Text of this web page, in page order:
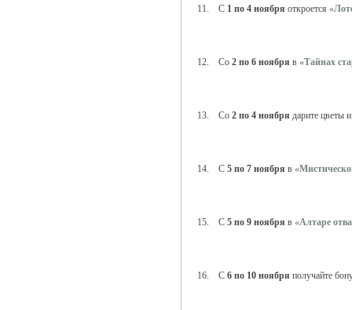
11. С 1 по 4 ноября откроется
12. Со 2 по 6 ноября в «Тайнах
13. Со 2 по 4 ноября дарите цветы
14. С 5 по 7 ноября в
15. С 5 по 9 ноября в «Алтаре
16. С 6 по 10 ноября получайте